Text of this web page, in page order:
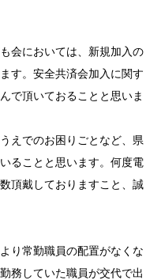
会においては、新規加入の
す。安全共済会加入に関す
で頂いておることと思いま
えでのお困りごとなど、県
ることと思います。何度電
頂戴しておりますこと、誠
り常勤職員の配置がなくな
務していた職員が交代で出